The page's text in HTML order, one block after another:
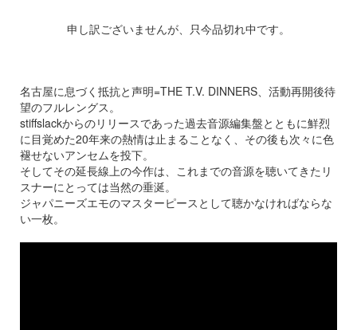
申し訳ございませんが、只今品切れ中です。
名古屋に息づく抵抗と声明=THE T.V. DINNERS、活動再開後待
望のフルレングス。
stiffslackからのリリースであった過去音源編集盤とともに鮮烈
に目覚めた20年来の熱情は止まることなく、その後も次々に色
褪せないアンセムを投下。
そしてその延長線上の今作は、これまでの音源を聴いてきたリ
スナーにとっては当然の垂涎。
ジャパニーズエモのマスターピースとして聴かなければならな
い一枚。